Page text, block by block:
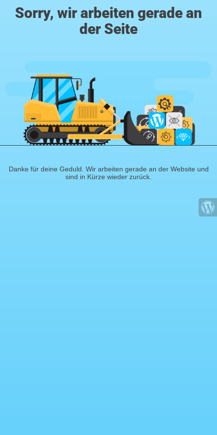
Sorry, wir arbeiten gerade an
der Seite
Danke für deine Geduld. Wir arbeiten gerade an der Website und
sind in Kürze wieder zurück.